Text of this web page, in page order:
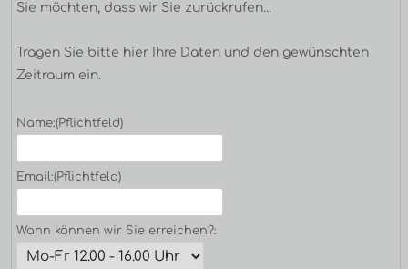
Sie möchten, dass wir Sie zurückrufen...
Tragen Sie bitte hier Ihre Daten und den gewünschten
Zeitraum ein.
Name:(Pflichtfeld)
Email:(Pflichtfeld)
Wann können wir Sie erreichen?: